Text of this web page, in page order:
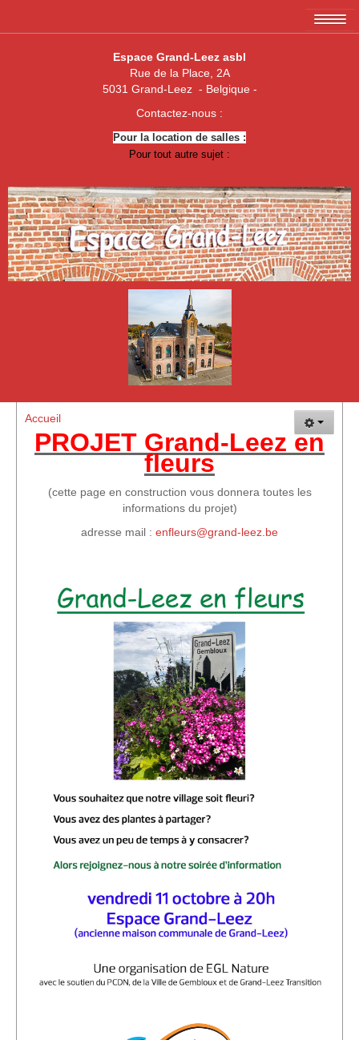
L'association EGL asbl
Amicale des 3 x 20
Association "Un enfant, une vie"
Royal Football Club Grand-Leez
Les pêcheurs réunis
Club des Jeunes de Grand-Leez
Nouvelle jeune paume Grand-Leez
La Plaine de Vacances de Grand-Leez
L'Hirondelle de Grand-Leez - Société Colombophile
Les événements
Vue d'ensemble des évènements
Evénements des membres
GLEF 2017 : 150 ans de la maison communale
Autres évènements
Vue d'ensemble des évènements (Suite)
Comment nous rejoindre !
Location de Salle à l'Espace Grand-Leez
Description de la location
Salle du rez-de-chaussée (Photos)
Salle du 1er étage (Photos)
Salle du 2d étage (Photos)
Médias
Diaporama
Reportages photographiques
Espace Grand-Leez asbl
Rue de la Place, 2A
5031 Grand-Leez - Belgique -
Contactez-nous :
Pour la location de salles :
Pour tout autre sujet :
Accueil
PROJET Grand-Leez en
fleurs
(cette page en construction vous donnera toutes les
informations du projet)
adresse mail : enfleurs@grand-leez.be